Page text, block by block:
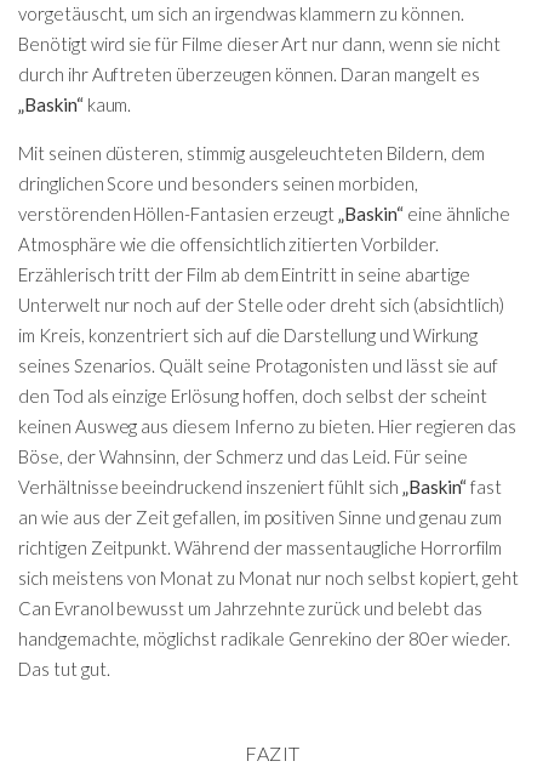
vorgetäuscht, um sich an irgendwas klammern zu können.
Benötigt wird sie für Filme dieser Art nur dann, wenn sie nicht
durch ihr Auftreten überzeugen können. Daran mangelt es
„Baskin“kaum.
Mit seinen düsteren, stimmig ausgeleuchteten Bildern, dem
dringlichen Score und besonders seinen morbiden,
verstörenden Höllen-Fantasien erzeugt „Baskin“eine ähnliche
Atmosphäre wie die offensichtlich zitierten Vorbilder.
Erzählerisch tritt der Film ab dem Eintritt in seine abartige
Unterwelt nur noch auf der Stelle oder dreht sich (absichtlich)
im Kreis, konzentriert sich auf die Darstellung und Wirkung
seines Szenarios. Quält seine Protagonisten und lässt sie auf
den Tod als einzige Erlösung hoffen, doch selbst der scheint
keinen Ausweg aus diesem Inferno zu bieten. Hier regieren das
Böse, der Wahnsinn, der Schmerz und das Leid. Für seine
Verhältnisse beeindruckend inszeniert fühlt sich „Baskin“fast
an wie aus der Zeit gefallen, im positiven Sinne und genau zum
richtigen Zeitpunkt. Während der massentaugliche Horrorfilm
sich meistens von Monat zu Monat nur noch selbst kopiert, geht
Can Evranol bewusst um Jahrzehnte zurück und belebt das
handgemachte, möglichst radikale Genrekino der 80er wieder.
Das tut gut.
FAZIT